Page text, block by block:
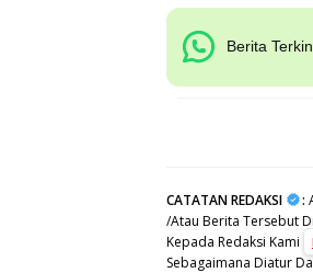
Berita
CATATAN REDAKSI :
/Atau Berita Tersebut
Kepada Redaksi Kami
Sebagaimana Diatur